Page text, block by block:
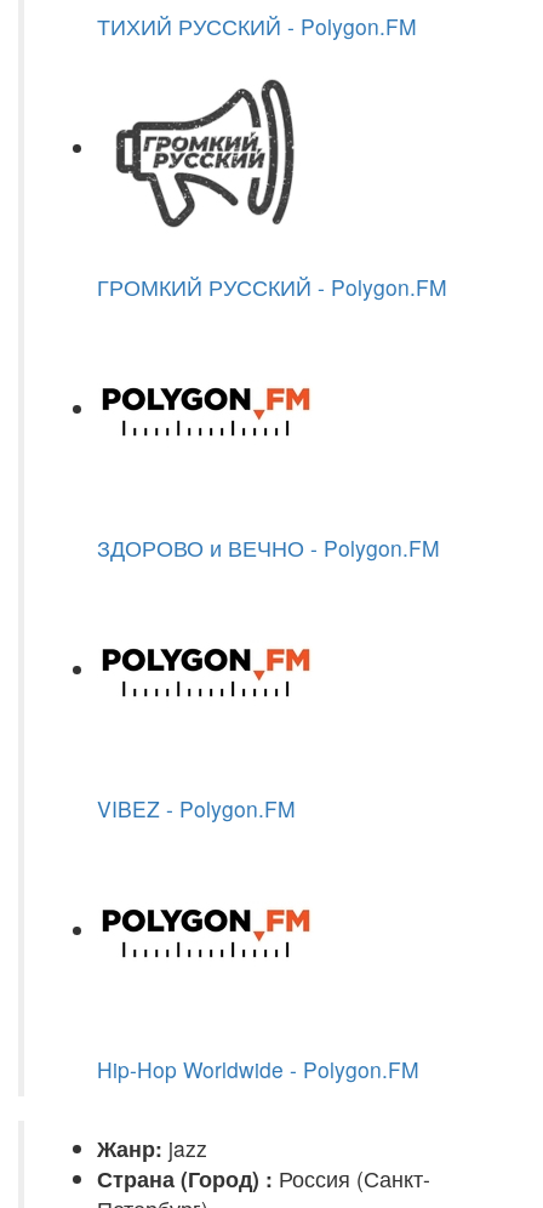
ТИХИЙ РУССКИЙ - Polygon.FM
ГРОМКИЙ РУССКИЙ - Polygon.FM
ЗДОРОВО и ВЕЧНО - Polygon.FM
VIBEZ - Polygon.FM
Hip-Hop Worldwide - Polygon.FM
Жанр: jazz
Страна (Город) : Россия (Санкт-